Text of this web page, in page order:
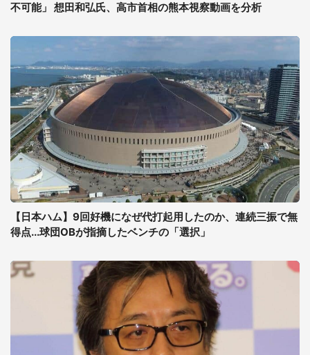
不可能」 想田和弘氏、高市首相の熊本視察動画を分析
【日本ハム】9回好機になぜ代打起用したのか、連続三振で無
得点...球団OBが指摘したベンチの「選択」